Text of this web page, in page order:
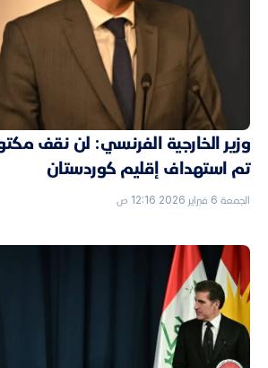
وزير الخارجية الفرنسي: لن نقف
تم استهداف إقليم كوردستان
الجمعة 6 فبراير 2026 12:16 ص